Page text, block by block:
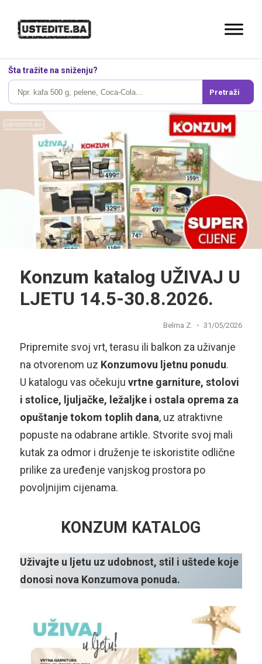
Šta tražite na sniženju?
Pretraži
Konzum katalog UŽIVAJ U
LJETU 14.5-30.8.2026.
Belma Z. 31/05/2026
Pripremite svoj vrt, terasu ili balkon za uživanje
na otvorenom uz Konzumovu ljetnu ponudu.
U katalogu vas očekuju vrtne garniture, stolovi
i stolice, ljuljačke, ležaljke i ostala oprema za
opuštanje tokom toplih dana, uz atraktivne
popuste na odabrane artikle. Stvorite svoj mali
kutak za odmor i druženje te iskoristite odlične
prilike za uređenje vanjskog prostora po
povoljnijim cijenama.
KONZUM KATALOG
Uživajte u ljetu uz udobnost, stil i uštede koje
donosi nova Konzumova ponuda.